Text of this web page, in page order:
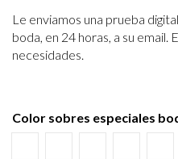
Le enviamos una prueba
boda, en 24 horas, a su email.
necesidades.
Color sobres especiales